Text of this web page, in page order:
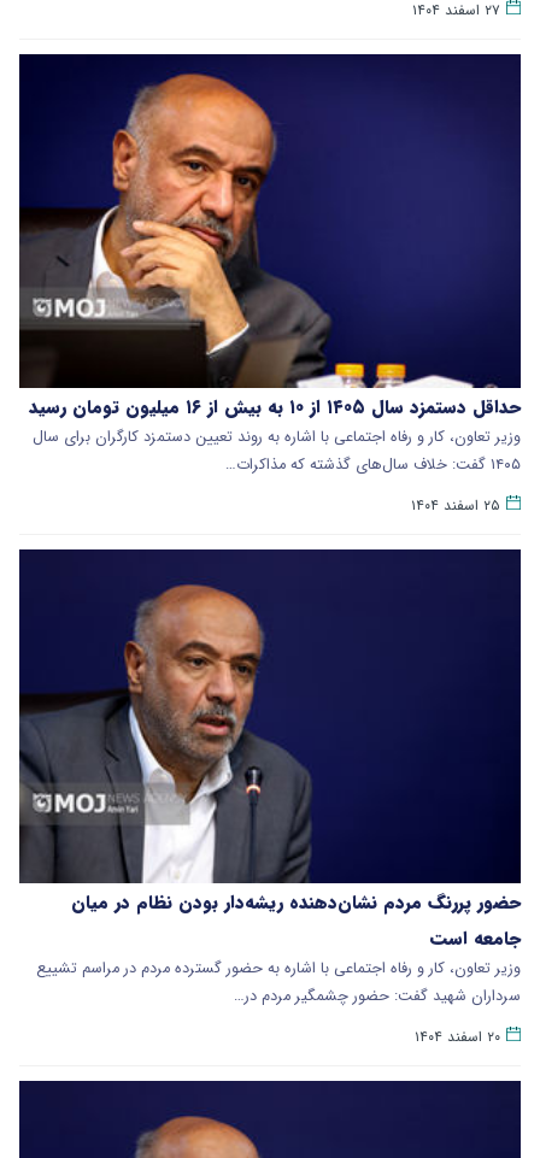
۲۷ اسفند ۱۴۰۴
حداقل دستمزد سال ۱۴۰۵ از ۱۰ به بیش از ۱۶ میلیون تومان رسید
وزیر تعاون، کار و رفاه اجتماعی با اشاره به روند تعیین دستمزد کارگران برای سال
۱۴۰۵ گفت: خلاف سال‌های گذشته که مذاکرات…
۲۵ اسفند ۱۴۰۴
حضور پررنگ مردم نشان‌دهنده ریشه‌دار بودن نظام در میان
جامعه است
وزیر تعاون، کار و رفاه اجتماعی با اشاره به حضور گسترده مردم در مراسم تشییع
سرداران شهید گفت: حضور چشمگیر مردم در…
۲۰ اسفند ۱۴۰۴